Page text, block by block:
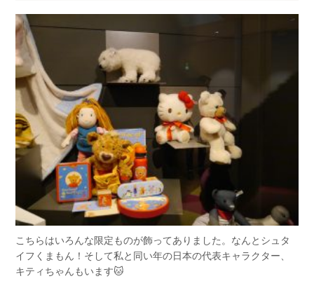
こちらはいろんな限定ものが飾ってありました。なんとシュタ
イフくまもん！そして私と同い年の日本の代表キャラクター、
キティちゃんもいます🐱